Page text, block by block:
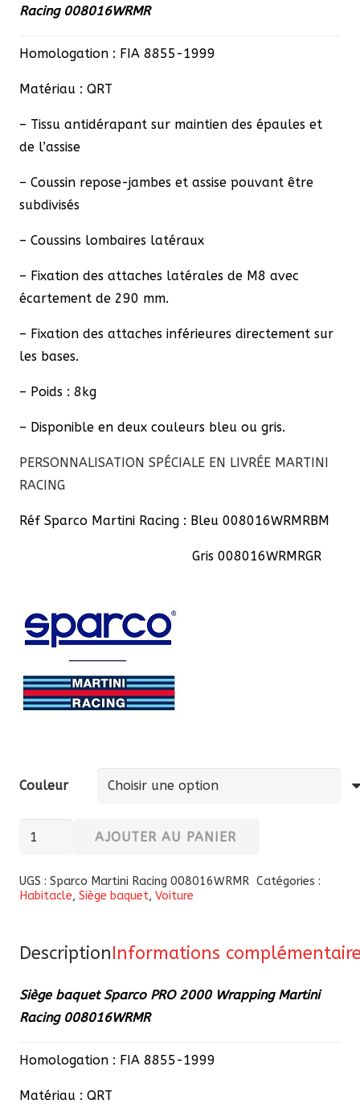
Racing 008016WRMR
Homologation : FIA 8855-1999
Matériau : QRT
– Tissu antidérapant sur maintien des épaules et
de l’assise
– Coussin repose-jambes et assise pouvant être
subdivisés
– Coussins lombaires latéraux
– Fixation des attaches latérales de M8 avec
écartement de 290 mm.
– Fixation des attaches inférieures directement sur
les bases.
– Poids : 8kg
– Disponible en deux couleurs bleu ou gris.
PERSONNALISATION SPÉCIALE EN LIVRÉE MARTINI
RACING
Réf Sparco Martini Racing : Bleu 008016WRMRBM
Gris 008016WRMRGR
Couleur
quantité
Siège
baquet
Wrapping
Martini
008016WRMR
AJOUTER AU PANIER
UGS : Sparco Martini Racing 008016WRMR Catégories :
Habitacle, Siège baquet, Voiture
DescriptionInformations
Siège baquet Sparco PRO 2000 Wrapping Martini
Racing 008016WRMR
Homologation : FIA 8855-1999
Matériau : QRT